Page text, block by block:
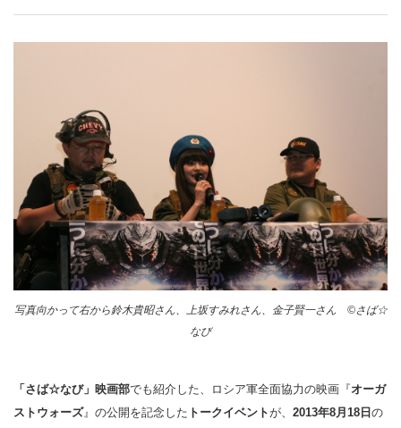
写真向かって右から鈴木貴昭さん、上坂すみれさん、金子賢一さん ©さば☆
なび
「さば☆なび」映画部でも紹介した、ロシア軍全面協力の映画『オーガ
ストウォーズ』の公開を記念した トークイベントが、 2013年8月18日 の